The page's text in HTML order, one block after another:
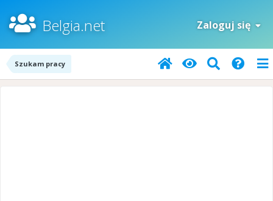
Belgia.net Zaloguj się
Szukam pracy